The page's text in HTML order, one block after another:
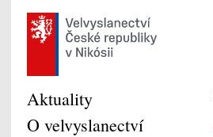
Aktuality
O velvyslanectví